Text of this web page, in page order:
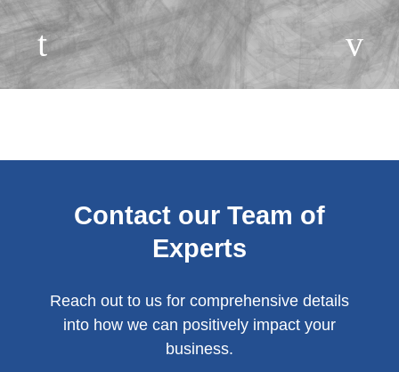
Contact our Team of
Experts
Reach out to us for comprehensive details
into how we can positively impact your
business.